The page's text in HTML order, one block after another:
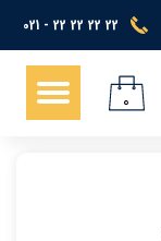
021 - 22 22 22 22
۰